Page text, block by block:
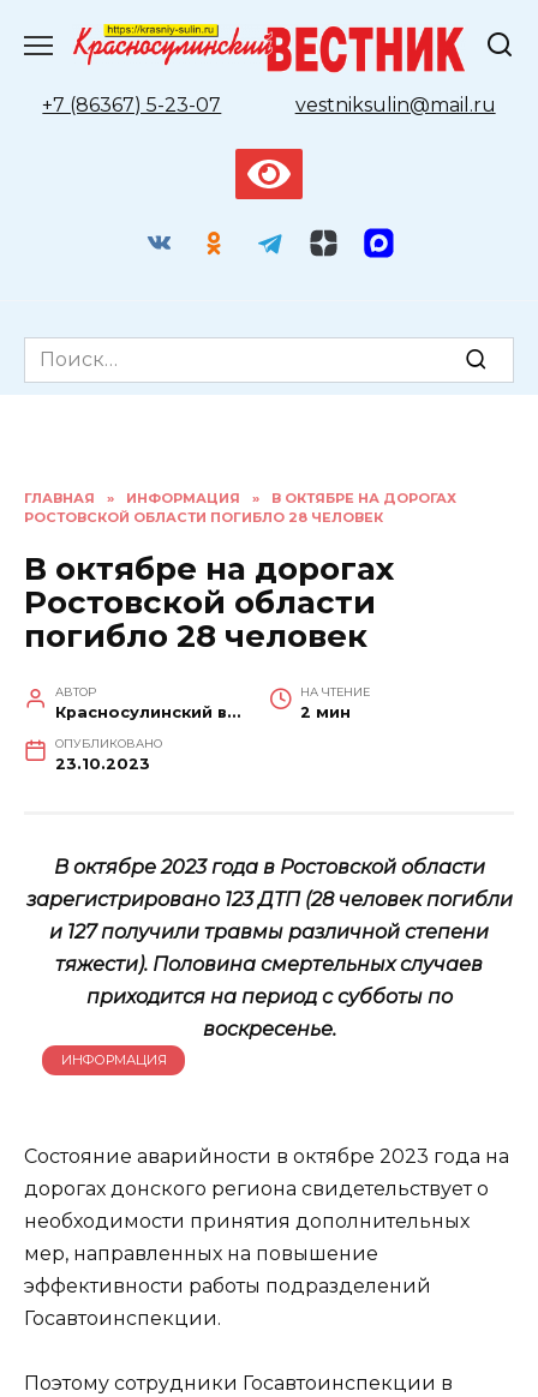
содержанию
+7 (86367) 5-23-07
vestniksulin@mail.ru
Search
for:
ГЛАВНАЯ » ИНФОРМАЦИЯ »
В ОКТЯБРЕ НА ДОРОГАХ
РОСТОВСКОЙ ОБЛАСТИ ПОГИБЛО 28 ЧЕЛОВЕК
В октябре на дорогах
Ростовской области
погибло 28 человек
АВТОР
Красносулинский вестник
НА ЧТЕНИЕ
2 мин
ОПУБЛИКОВАНО
23.10.2023
В октябре 2023 года в Ростовской области
зарегистрировано 123 ДТП (28 человек погибли
и 127 получили травмы различной степени
тяжести). Половина смертельных случаев
приходится на период с субботы по
воскресенье.
ИНФОРМАЦИЯ
Состояние аварийности в октябре 2023 года на
дорогах донского региона свидетельствует о
необходимости принятия дополнительных
мер, направленных на повышение
эффективности работы подразделений
Госавтоинспекции.
Поэтому сотрудники Госавтоинспекции в